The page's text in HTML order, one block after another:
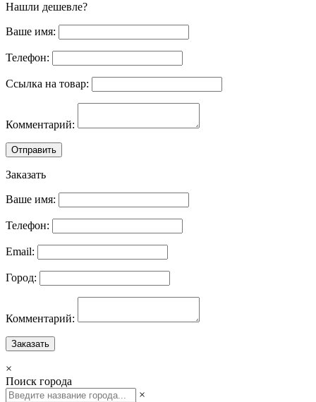
Нашли дешевле?
Ваше имя:
Телефон:
Ссылка на товар:
Комментарий:
Отправить
Заказать
Ваше имя:
Телефон:
Email:
Город:
Комментарий:
Заказать
×
Поиск города
×